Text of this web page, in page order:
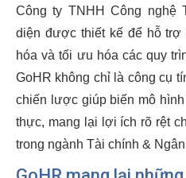
Công ty TNHH Công nghệ
diện được thiết kế để hỗ trợ
hóa và tối ưu hóa các quy
GoHR không chỉ là công cụ
chiến lược giúp biến mô hình
thực, mang lại lợi ích rõ rệt
trong ngành Tài chính &